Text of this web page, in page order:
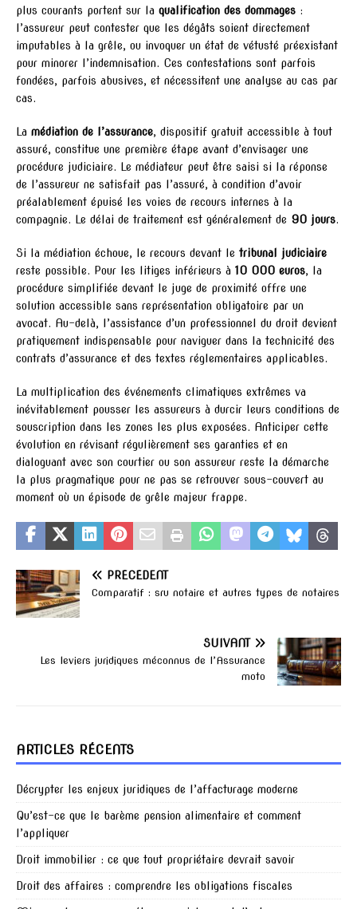
plus courants portent sur la qualification des dommages :
l’assureur peut contester que les dégâts soient directement
imputables à la grêle, ou invoquer un état de vétusté préexistant
pour minorer l’indemnisation. Ces contestations sont parfois
fondées, parfois abusives, et nécessitent une analyse au cas par
cas.
La médiation de l’assurance, dispositif gratuit accessible à tout
assuré, constitue une première étape avant d’envisager une
procédure judiciaire. Le médiateur peut être saisi si la réponse
de l’assureur ne satisfait pas l’assuré, à condition d’avoir
préalablement épuisé les voies de recours internes à la
compagnie. Le délai de traitement est généralement de 90 jours.
Si la médiation échoue, le recours devant le tribunal judiciaire
reste possible. Pour les litiges inférieurs à 10 000 euros, la
procédure simplifiée devant le juge de proximité offre une
solution accessible sans représentation obligatoire par un
avocat. Au-delà, l’assistance d’un professionnel du droit devient
pratiquement indispensable pour naviguer dans la technicité des
contrats d’assurance et des textes réglementaires applicables.
La multiplication des événements climatiques extrêmes va
inévitablement pousser les assureurs à durcir leurs conditions de
souscription dans les zones les plus exposées. Anticiper cette
évolution en révisant régulièrement ses garanties et en
dialoguant avec son courtier ou son assureur reste la démarche
la plus pragmatique pour ne pas se retrouver sous-couvert au
moment où un épisode de grêle majeur frappe.
PRÉCÉDENT
Comparatif : sru notaire et autres types de notaires
SUIVANT
Les leviers juridiques méconnus de l’Assurance
moto
ARTICLES RÉCENTS
Décrypter les enjeux juridiques de l’affacturage moderne
Qu’est-ce que le barème pension alimentaire et comment
l’appliquer
Droit immobilier : ce que tout propriétaire devrait savoir
Droit des affaires : comprendre les obligations fiscales